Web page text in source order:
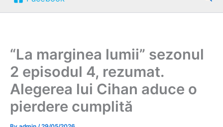
“La marginea lumii” sezonul
2 episodul 4, rezumat.
Alegerea lui Cihan aduce o
pierdere cumplită